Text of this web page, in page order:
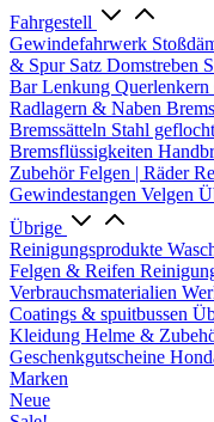
Fahrgestell
Gewindefahrwerk
& Spur Satz Domstreben
BarLenkung Querlenkern
Radlagern & Naben
Bremssätteln Stahl
Bremsflüssigkeiten
ZubehörFelgen | Räder
Gewindestangen Velgen
Übrige
Reinigungsprodukte
Felgen & Reifen
Verbrauchsmaterialien
Coatings & spuitbussen
Kleidung Helme &
Geschenkgutscheine
Marken
Neue